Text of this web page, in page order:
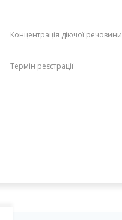
Концентрація діючої речовини
Термін реєстрації